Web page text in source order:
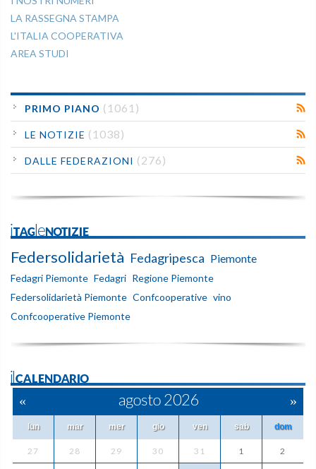
LA RASSEGNA STAMPA
L'ITALIA COOPERATIVA
AREA STUDI
PRIMO PIANO (1061)
LE NOTIZIE (1038)
DALLE FEDERAZIONI (276)
iTAGleNOTIZIE
Federsolidarietà Fedagripesca Piemonte
Fedagri Piemonte Fedagri Regione Piemonte
Federsolidarietà Piemonte Confcooperative vino
Confcooperative Piemonte
ilCALENDARIO
« agosto 2026 »
lun mar mer gio ven sab dom
27 28 29 30 31 1 2